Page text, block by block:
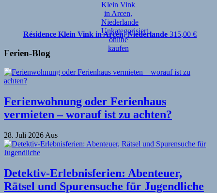
Résidence Klein Vink in Arcen, Niederlande 315,00 €
Ferien-Blog
Ferienwohnung oder Ferienhaus
vermieten – worauf ist zu achten?
28. Juli 2026 Aus
Detektiv-Erlebnisferien: Abenteuer,
Rätsel und Spurensuche für Jugendliche